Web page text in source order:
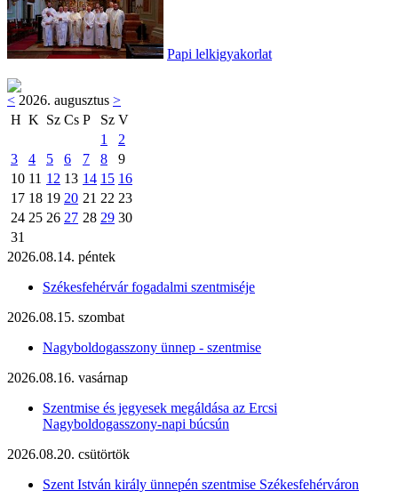
Papi lelkigyakorlat
< 2026. augusztus >
H K Sz Cs P Sz V
1
2
3
4 5 6 7 8
9
10 11 12 13 14 15 16
17 18 19 20 21 22 23
24 25 26 27 28 29 30
31
2026.08.14. péntek
Székesfehérvár fogadalmi szentmiséje
2026.08.15. szombat
Nagyboldogasszony ünnep - szentmise
2026.08.16. vasárnap
Szentmise és jegyesek megáldása az Ercsi
Nagyboldogasszony-napi búcsún
2026.08.20. csütörtök
Szent István király ünnepén szentmise Székesfehérváron